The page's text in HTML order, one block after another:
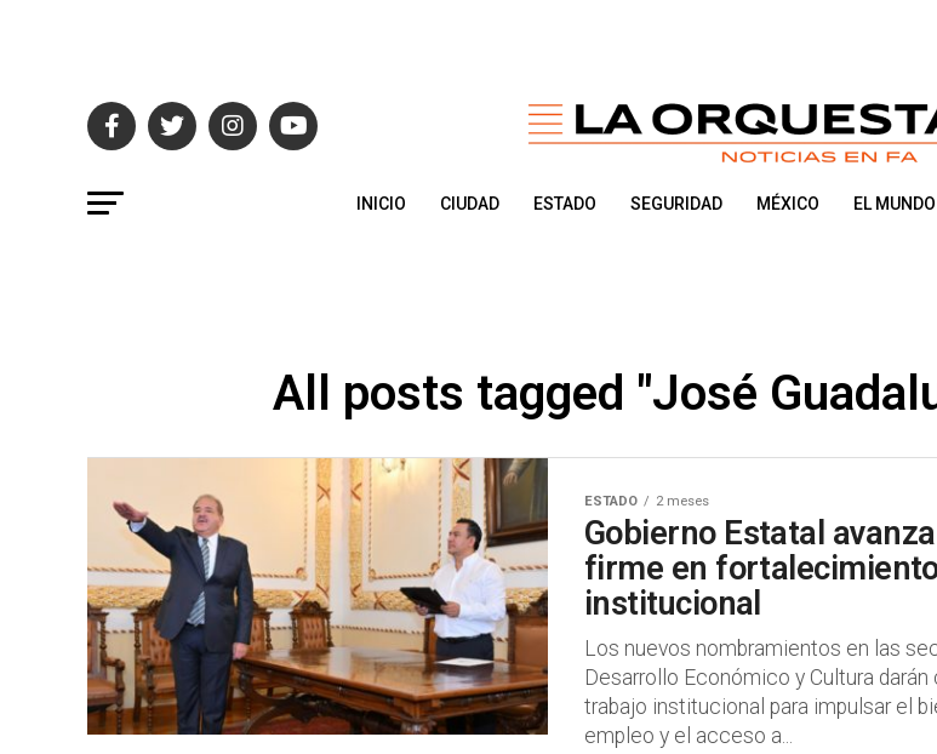
INICIO CIUDAD ESTADO SEGURIDAD MÉXICO EL MUNDO
All posts tagged "José
ESTADO 2 meses
Gobierno Estatal
firme en
institucional
Los nuevos nombramientos en las
Desarrollo Económico y Cultura darán
trabajo institucional para impulsar el
empleo y el acceso a...